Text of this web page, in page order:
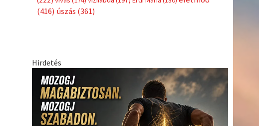
Címkék
asztalitenisz(130) autosport(123)Babos
Tímea(240)Bajnokok Ligája (168)Birkózás(143)Bécs(214)
egészség(530) Európabajnokság(173)ferrari(139)
forma 1(1165) (760)futás(305)
Hosszú